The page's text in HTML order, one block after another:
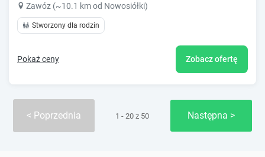
Zawóz (~10.1 km od Nowosiółki)
Stworzony dla rodzin
Pokaż ceny Zobacz ofertę
Poprzednia 1 - 20 z 50 Następna